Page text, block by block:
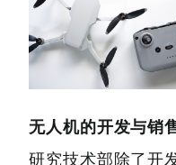
无人机的开发与销
研究技术部除了开